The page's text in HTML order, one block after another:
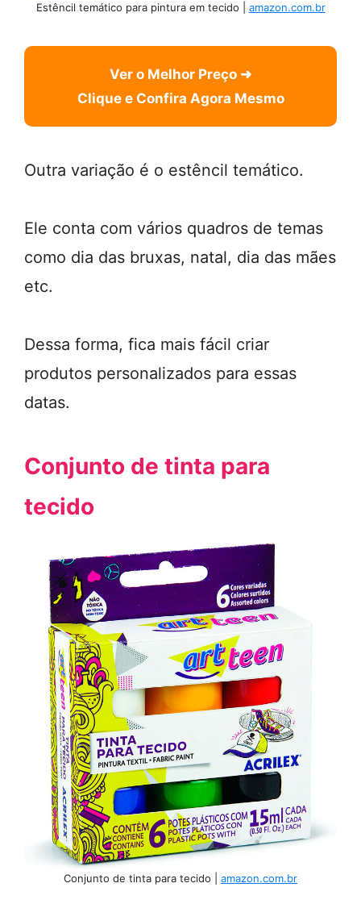
Estêncil temático para pintura em tecido | amazon.com.br
Ver o Melhor Preço ➜
Clique e Confira Agora Mesmo
Outra variação é o estêncil temático.
Ele conta com vários quadros de temas
como dia das bruxas, natal, dia das mães
etc.
Dessa forma, fica mais fácil criar
produtos personalizados para essas
datas.
Conjunto de tinta para
tecido
Conjunto de tinta para tecido | amazon.com.br